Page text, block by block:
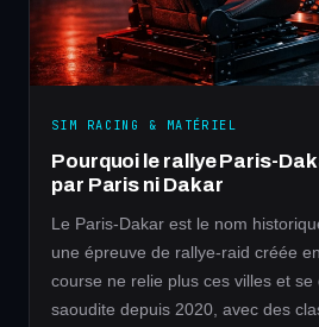
SIM RACING & MATÉRIEL
Pourquoi le rallye Paris-
par Paris ni Dakar
Le Paris-Dakar est le nom
une épreuve de rallye-raid créée
course ne relie plus ces villes et se
saoudite depuis 2020, avec des